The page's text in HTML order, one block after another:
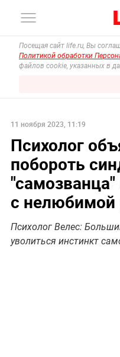
Посещая сайт life.ru, Вы
Политикой обработки
файлов cookie, указанных в
11 ноября 2023, 11:19
Психолог
побороть
с нелюбимой
Психолог Велес:
уволиться инстинкт